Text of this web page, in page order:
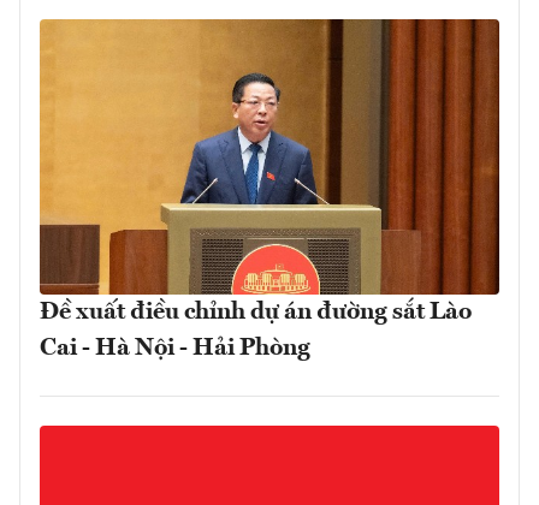
Đề xuất điều chỉnh dự án đường sắt Lào
Cai - Hà Nội - Hải Phòng